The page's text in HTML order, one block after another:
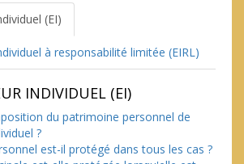
(EI)
à responsabilité limitée (EIRL)
INDIVIDUEL (EI)
du patrimoine personnel de
?
est-il protégé dans tous les cas ?